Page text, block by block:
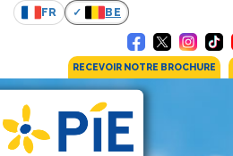
FR BE
RECEVOIR NOTRE BROCHURE